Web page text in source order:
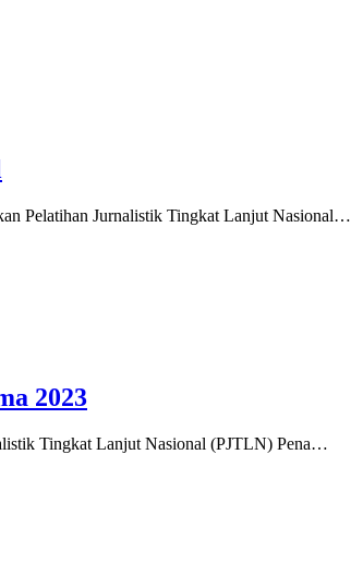
Pelatihan Jurnalistik Tingkat Lanjut Nasional…
2023
Tingkat Lanjut Nasional (PJTLN) Pena…